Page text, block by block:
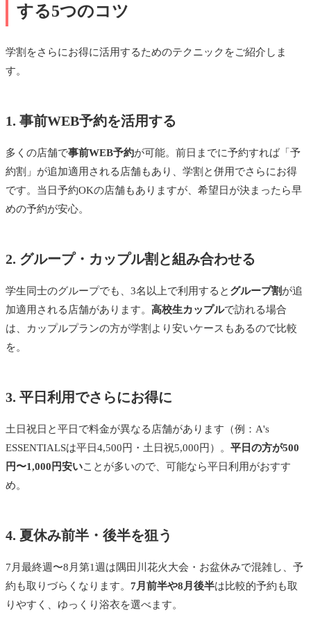
する5つのコツ
学割をさらにお得に活用するためのテクニックをご紹介しま
す。
1. 事前WEB予約を活用する
多くの店舗で事前WEB予約が可能。前日までに予約すれば「予
約割」が追加適用される店舗もあり、学割と併用でさらにお得
です。当日予約OKの店舗もありますが、希望日が決まったら早
めの予約が安心。
2. グループ・カップル割と組み合わせる
学生同士のグループでも、3名以上で利用すると グループ割が追
加適用される店舗があります。 高校生カップルで訪れる場合
は、カップルプランの方が学割より安いケースもあるので比較
を。
3. 平日利用でさらにお得に
土日祝日と平日で料金が異なる店舗があります（例：A's
ESSENTIALSは平日4,500円・土日祝5,000円）。 平日の方が500
円〜1,000円安いことが多いので、可能なら平日利用がおすす
め。
4. 夏休み前半・後半を狙う
7月最終週〜8月第1週は隅田川花火大会・お盆休みで混雑し、予
約も取りづらくなります。 7月前半や8月後半は比較的予約も取
りやすく、ゆっくり浴衣を選べます。